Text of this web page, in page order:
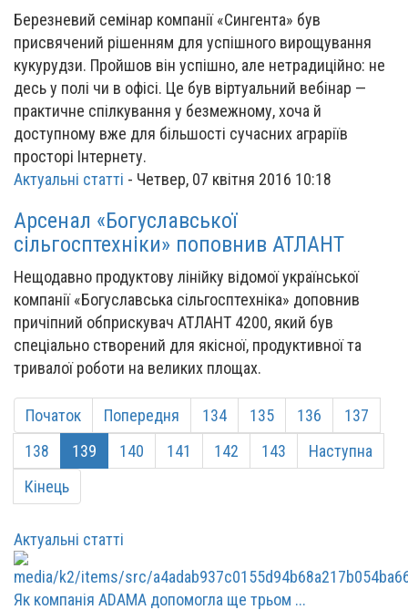
Березневий семінар компанії «Сингента» був
присвячений рішенням для успішного вирощування
кукурудзи. Пройшов він успішно, але нетрадиційно: не
десь у полі чи в офісі. Це був віртуальний вебінар —
практичне спілкування у безмежному, хоча й
доступному вже для більшості сучасних аграріїв
просторі Інтернету.
Актуальні статті - Четвер, 07 квітня 2016 10:18
Арсенал «Богуславської
сільгосптехніки» поповнив АТЛАНТ
Нещодавно продуктову лінійку відомої української
компанії «Богуславська сільгосптехніка» доповнив
причіпний обприскувач АТЛАНТ 4200, який був
спеціально створений для якісної, продуктивної та
тривалої роботи на великих площах.
Початок Попередня 134 135 136
137
138
139 140 141 142 143
Наступна
Кінець
Актуальні статті
Як компанія ADAMA допомогла ще трьом ...